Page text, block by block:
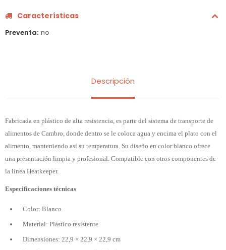
Características
Preventa no
Descripción
Fabricada en plástico de alta resistencia, es parte del sistema de transporte de
alimentos de Cambro, donde dentro se le coloca agua y encima el plato con el
alimento, manteniendo así su temperatura. Su diseño en color blanco ofrece
una presentación limpia y profesional. Compatible con otros componentes de
la línea Heatkeeper.
Especificaciones técnicas
Color: Blanco
Material: Plástico resistente
Dimensiones: 22,9 × 22,9 × 22,9 cm